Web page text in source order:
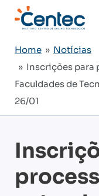
Home » Notícias
» Inscrições para
Faculdades de
26/01